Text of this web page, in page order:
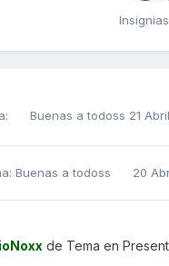
Buenas a todoss 21 Abril
Buenas a todoss 20
de Tema en